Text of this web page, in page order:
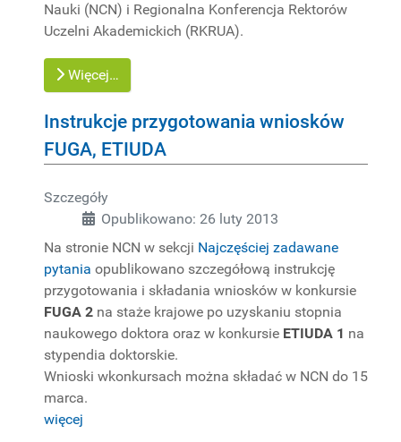
Nauki (NCN) i Regionalna Konferencja Rektorów
Uczelni Akademickich (RKRUA).
Więcej…
Instrukcje przygotowania wniosków
FUGA, ETIUDA
Szczegóły
Opublikowano: 26 luty 2013
Na stronie NCN w sekcji Najczęściej zadawane
pytania opublikowano szczegółową instrukcję
przygotowania i składania wniosków w konkursie
FUGA 2 na staże krajowe po uzyskaniu stopnia
naukowego doktora oraz w konkursie ETIUDA 1 na
stypendia doktorskie.
Wnioski wkonkursach można składać w NCN do 15
marca.
więcej